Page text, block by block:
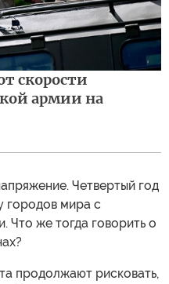
скорости
армии на
Четвертый год
городов мира с
Что же тогда говорить о
продолжают рисковать,